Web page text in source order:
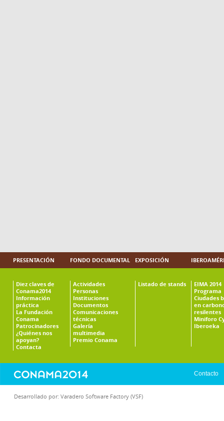
PRESENTACIÓN
Diez claves de
Conama2014
Información
práctica
La Fundación
Conama
Patrocinadores
¿Quiénes nos
apoyan?
Contacta
FONDO DOCUMENTAL
Actividades
Personas
Instituciones
Documentos
Comunicaciones
técnicas
Galería
multimedia
Premio Conama
EXPOSICIÓN
Listado de stands
EIMA 2014
Programa
Ciudades
en
resilentes
Miniforo
Iberoeka
Contacto
Desarrollado por: Varadero Software Factory (VSF)